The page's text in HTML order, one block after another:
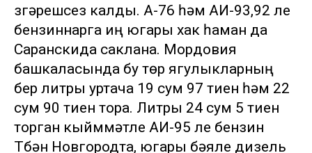
үзгәрешсез калды. А-76 һәм АИ-93,92 ле
бензиннарга иң югары хак һаман да
Саранскида саклана. Мордовия
башкаласында бу төр ягулыкларның
бер литры уртача 19 сум 97 тиен һәм 22
сум 90 тиен тора. Литры 24 сум 5 тиен
торган кыйммәтле АИ-95 ле бензин
Түбән Новгородта, югары бәяле дизель